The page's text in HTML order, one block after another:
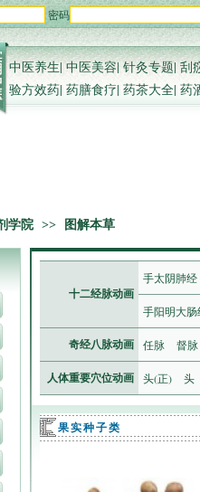
密码
中医养生|中医美容|针灸专题|刮
验方效药| 药膳食疗| 药茶大全| 药
学院 >> 图解本草
十二经脉动画
手太阴肺经
手阳明大肠
奇经八脉动画 任脉 督脉
人体重要穴位动画 头(正) 头
果实种子类